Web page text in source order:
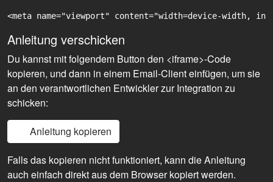
<meta name="viewport" content="width=device-width,
Anleitung verschicken
Du kannst mit folgendem Button den <iframe>-Code
kopieren, und dann in einem Email-Client einfügen, um sie
an den verantwortlichen Entwickler zur Integration zu
schicken:
Anleitung kopieren
Falls das kopieren nicht funktioniert, kann die Anleitung
auch einfach direkt aus dem Browser kopiert werden.